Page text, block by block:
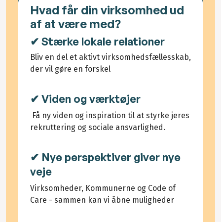
Hvad får din virksomhed ud
af at være med?
✔ Stærke lokale relationer
Bliv en del et aktivt virksomhedsfællesskab,
der vil gøre en forskel
✔ Viden og værktøjer
Få ny viden og inspiration til at styrke jeres
rekruttering og sociale ansvarlighed.
✔ Nye perspektiver giver nye
veje
Virksomheder, Kommunerne og Code of
Care - sammen kan vi åbne muligheder